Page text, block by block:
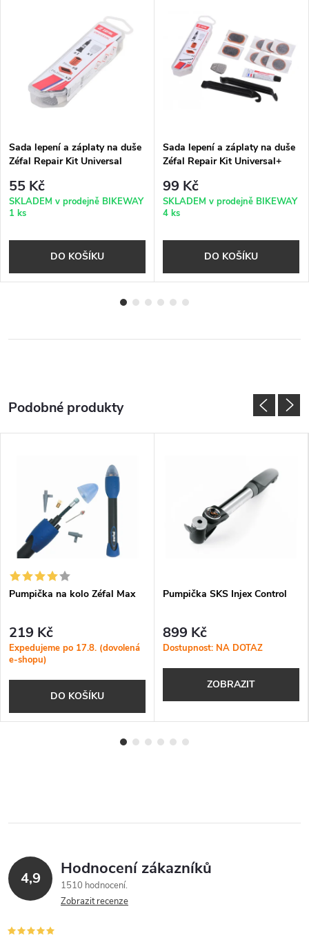
Sada lepení a záplaty na duše
Zéfal Repair Kit Universal
55 Kč
SKLADEM v prodejně BIKEWAY
1 ks
DO KOŠÍKU
Sada lepení a záplaty na duše
Zéfal Repair Kit Universal+
99 Kč
SKLADEM v prodejně BIKEWAY
4 ks
DO KOŠÍKU
Pumpička na kolo Zéfal Max
219 Kč
Expedujeme po 17.8. (dovolená
e-shopu)
DO KOŠÍKU
Pumpička SKS Injex Control
899 Kč
Dostupnost: NA DOTAZ
ZOBRAZIT
4,9 Hodnocení zákazníků
1510 hodnocení
Zobrazit recenze